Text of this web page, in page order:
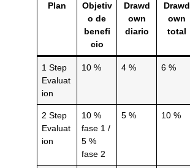
Plan
Objetiv
o de
benefi
cio
Drawd
own
diario
Drawd
own
total
1 Step
Evaluat
ion
10 % 4 % 6 %
2 Step
Evaluat
ion
10 %
fase 1 /
5 %
fase 2
5 % 10 %